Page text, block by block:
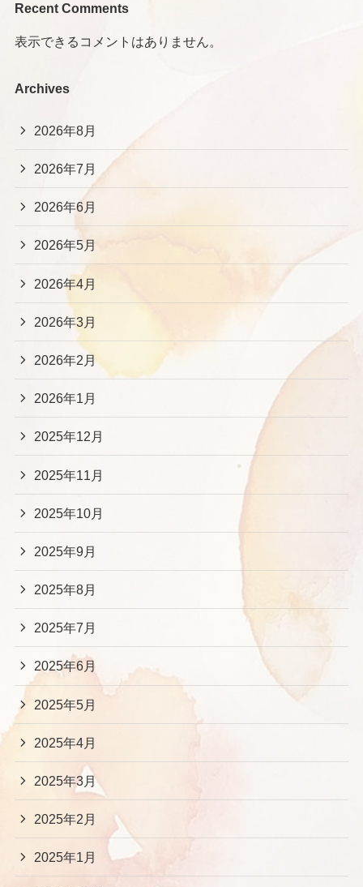
Recent Comments
表示できるコメントはありません。
Archives
2026年8月
2026年7月
2026年6月
2026年5月
2026年4月
2026年3月
2026年2月
2026年1月
2025年12月
2025年11月
2025年10月
2025年9月
2025年8月
2025年7月
2025年6月
2025年5月
2025年4月
2025年3月
2025年2月
2025年1月